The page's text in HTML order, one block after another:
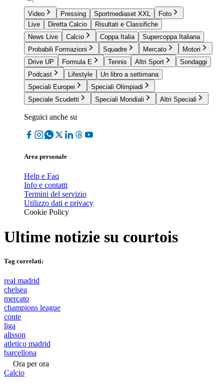
Video Pressing Sportmediaset XXL
Foto
Live
Diretta Calcio
Risultati e Classifiche
News Live
Calcio Coppa Italia
Supercoppa Italiana
Probabili Formazioni
Squadre Mercato
Motori
Drive UP
Formula E Tennis Altri Sport
Sondaggi
Podcast
Lifestyle
Un libro a settimana
Speciali Europei
Speciali Olimpiadi
Speciale Scudetti
Speciali Mondiali Altri Speciali
Seguici anche su
Area personale
Help e Faq
Info e contatti
Termini del servizio
Utilizzo dati e privacy
Cookie Policy
Ultime notizie su courtois
Tag correlati:
real madrid
chelsea
mercato
champions league
conte
liga
alisson
atletico madrid
barcellona
Ora per ora
Calcio